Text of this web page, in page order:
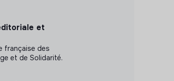
et
française des
et de Solidarité.